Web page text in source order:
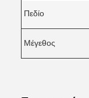
Πεδίο
Μέγεθος